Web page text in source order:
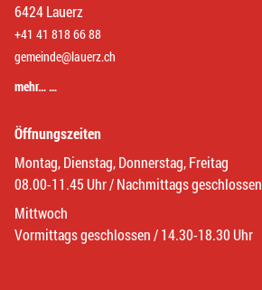
6424 Lauerz
+41 41 818 66 88
gemeinde@lauerz.ch
mehr… …
Öffnungszeiten
Montag, Dienstag, Donnerstag, Freitag
08.00-11.45 Uhr / Nachmittags geschlossen
Mittwoch
Vormittags geschlossen / 14.30-18.30 Uhr